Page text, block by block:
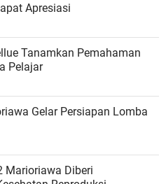
Apresiasi
Tanamkan Pemahaman
Pelajar
Gelar Persiapan Lomba
Marioriawa Diberi